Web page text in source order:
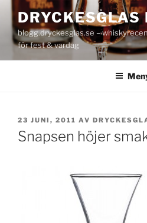
innehåll
DRYCKESGLAS
blogg.dryckesglas.se –
för fest & vardag
PUBLICERAT
23 JUNI, 2011 AV
Snapsen höjer